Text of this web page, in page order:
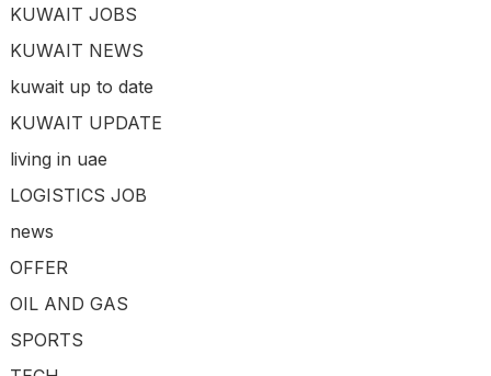
KUWAIT JOBS
KUWAIT NEWS
kuwait up to date
KUWAIT UPDATE
living in uae
LOGISTICS JOB
news
OFFER
OIL AND GAS
SPORTS